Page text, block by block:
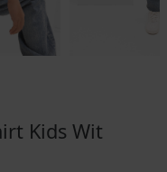
Kids Wit